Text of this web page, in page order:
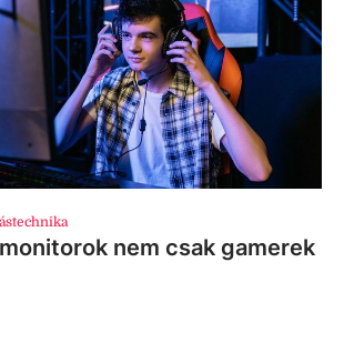
nem csak gamerek